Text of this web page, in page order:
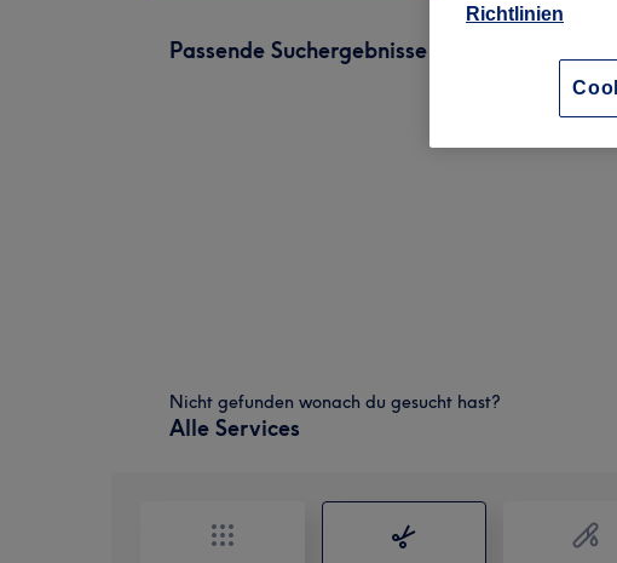
Passende Suchergebnisse
Nicht gefunden wonach du gesucht hast?
Alle Services
Richtlinien